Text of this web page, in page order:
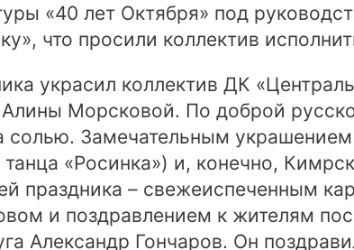
«40 лет Октября» под
что просили коллектив
украсил коллектив ДК
Морсковой. По доброй
Замечательным
«Росинка») и, конечно,
праздника – свежеиспеченным
и поздравлением к жителям
Александр Гончаров. Он